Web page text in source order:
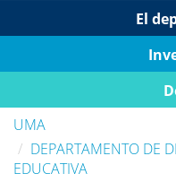
El
UMA
DEPARTAMENTO DE
EDUCATIVA